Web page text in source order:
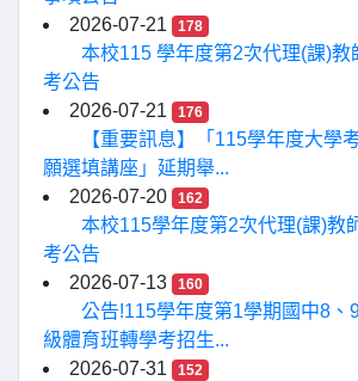
2026-07-21
178
本校115 學年度第2次代理(課)教
考公告
2026-07-21
176
【重要訊息】「115學年度大學
願選填講座」延期舉...
2026-07-20
162
本校115學年度第2次代理(課)教
考公告
2026-07-13
160
公告!115學年度第1學期國中8、
級體育班轉學考招生...
2026-07-31
152